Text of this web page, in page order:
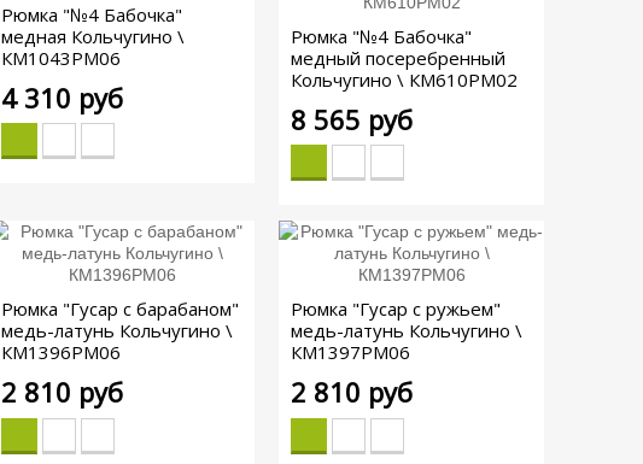
Рюмка "№4 Бабочка"
медная Кольчугино \
КМ1043РМ06
4 310 руб
Рюмка "№4 Бабочка"
медный посеребренный
Кольчугино \ КМ610РМ02
8 565 руб
Рюмка "Гусар с барабаном"
медь-латунь Кольчугино \
КМ1396РМ06
2 810 руб
Рюмка "Гусар с ружьем"
медь-латунь Кольчугино \
КМ1397РМ06
2 810 руб